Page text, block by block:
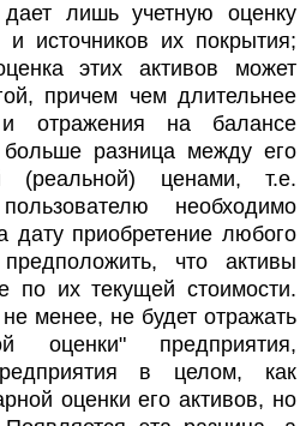
лишь учетную оценку
и источников их покрытия;
этих активов может
причем чем длительнее
и отражения на балансе
разница между его
(реальной) ценами, т.е.
необходимо
дату приобретение любого
что активы
по их текущей стоимости.
менее, не будет отражать
оценки" предприятия,
в целом, как
оценки его активов, но